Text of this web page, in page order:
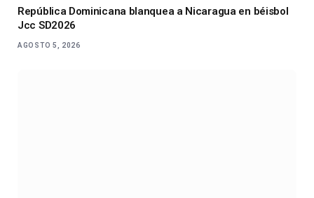
República Dominicana blanquea a Nicaragua en béisbol
Jcc SD2026
AGOSTO 5, 2026